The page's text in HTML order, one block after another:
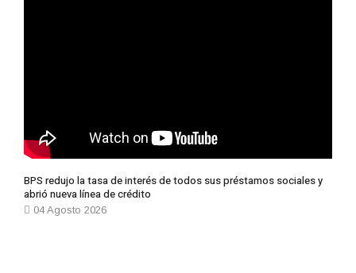
BPS redujo la tasa de interés de todos sus préstamos sociales y
abrió nueva línea de crédito
04 Agosto 2026